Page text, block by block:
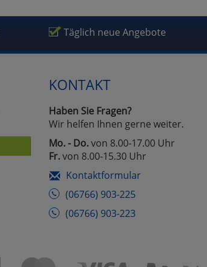
Täglich neue Angebote
KONTAKT
Haben Sie Fragen?
Wir helfen Ihnen gerne weiter.
Mo. - Do.von 8.00-17.00 Uhr
Fr.von 8.00-15.30 Uhr
Kontaktformular
(06766) 903-225
(06766) 903-223
Umfragetools